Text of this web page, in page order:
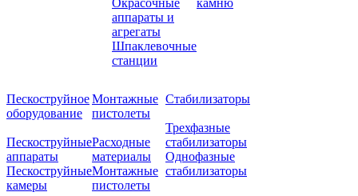
аппараты и
агрегаты
Шпаклевочные
станции
Пескоструйное
оборудование
Пескоструйные
аппараты
Пескоструйные
камеры
Монтажные
пистолеты
Расходные
материалы
Монтажные
пистолеты
Стабилизаторы
Трехфазные
стабилизаторы
Однофазные
стабилизаторы